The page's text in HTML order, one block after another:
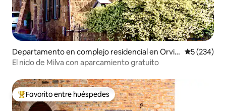
Departamento en complejo residencial en Orvie
to
5 (234)
El nido de Milva con aparcamiento gratuito
Favorito entre los huéspedes más destacados
Favorito entre huéspedes